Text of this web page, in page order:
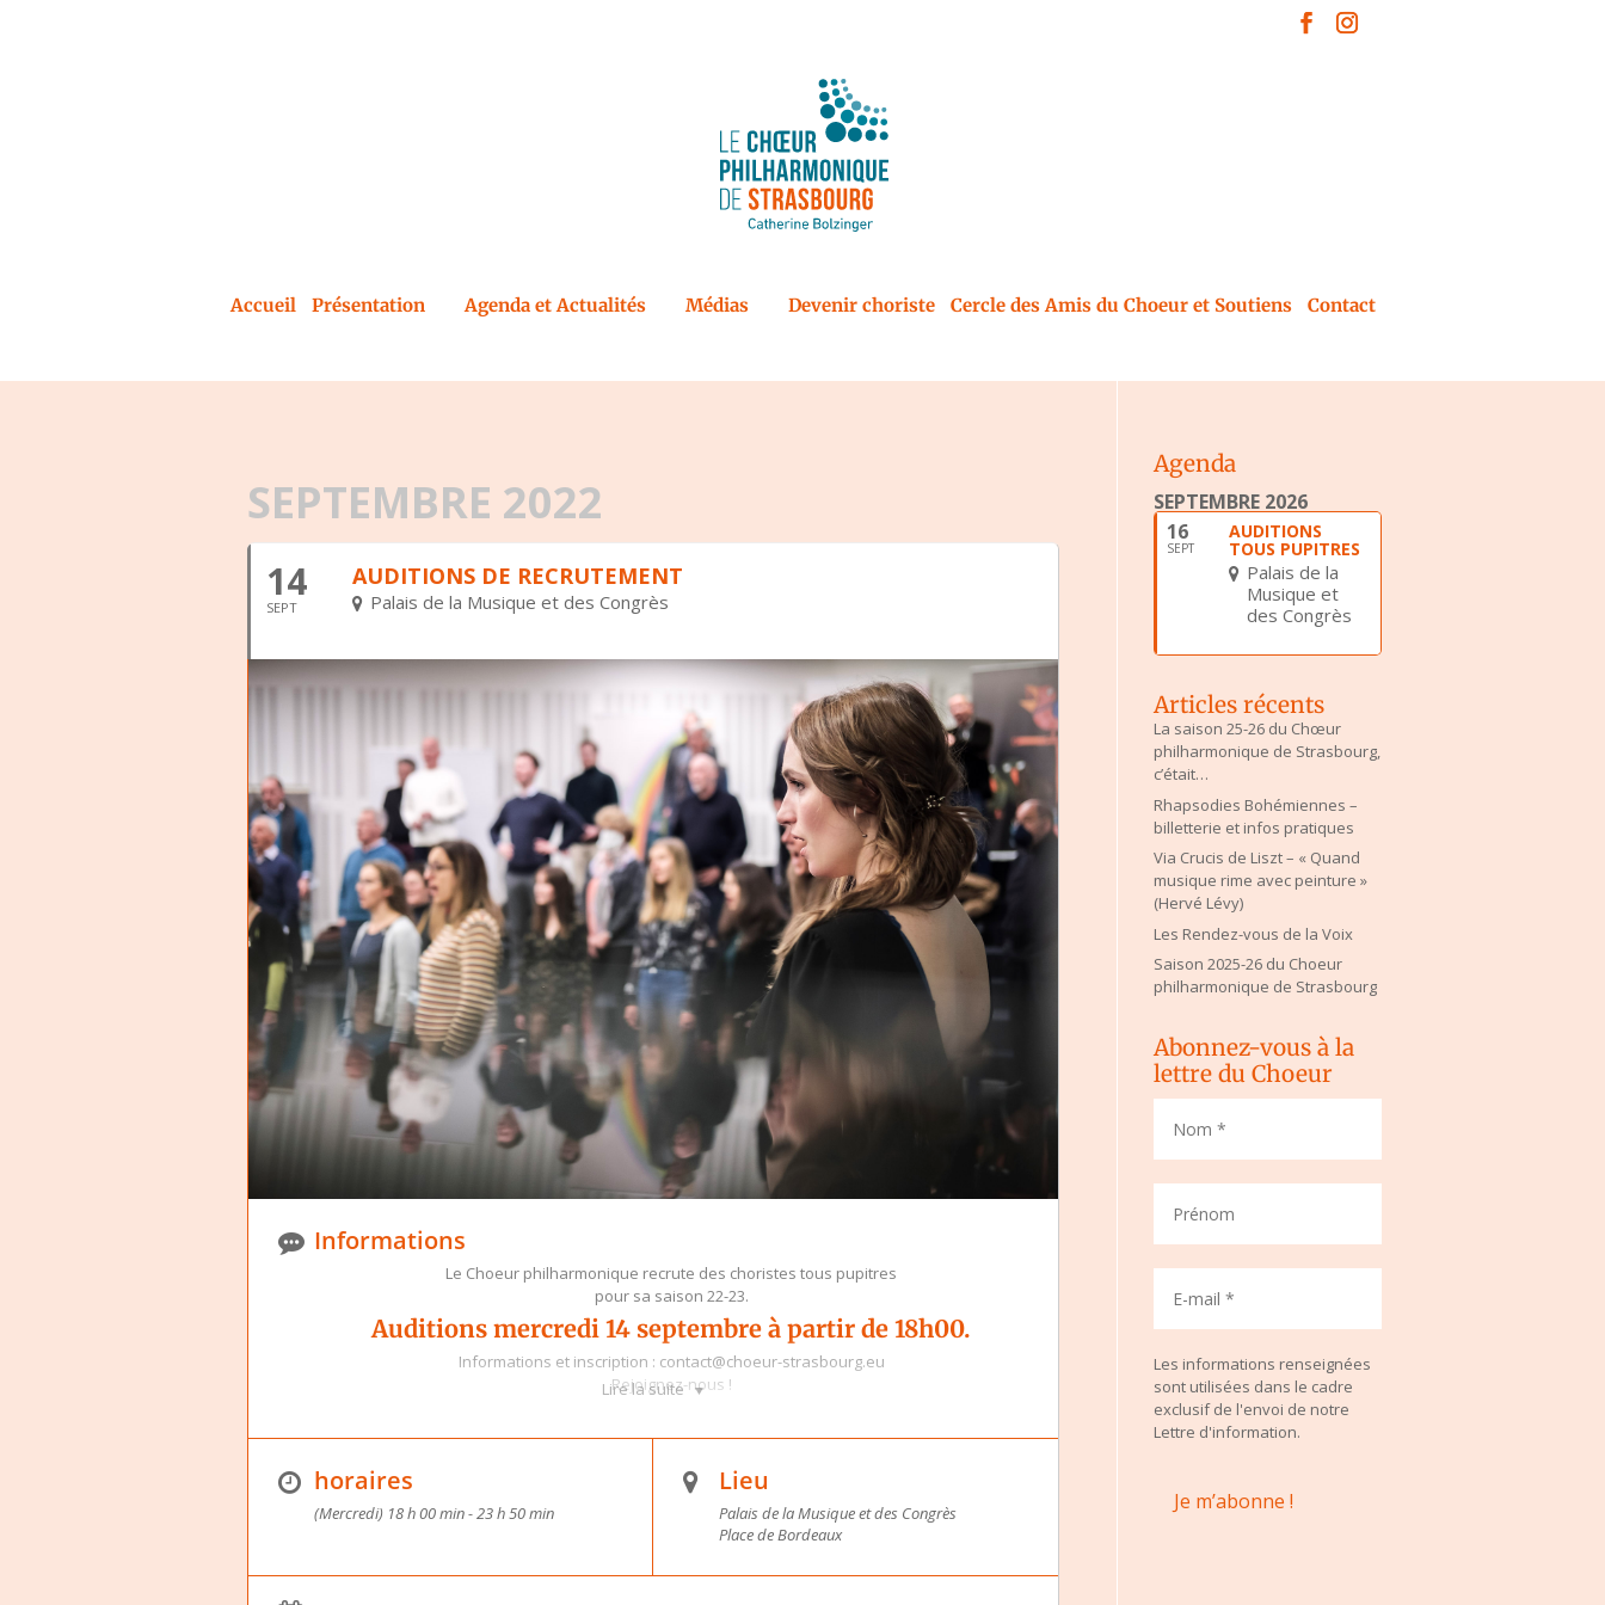
Accueil Présentation Agenda et Actualités Médias Devenir choriste Cercle des Amis du Choeur et Soutiens Contact
SEPTEMBRE 2022
14
SEPT
AUDITIONS DE RECRUTEMENT
Palais de la Musique et des Congrès
Lire la suite
Informations
Le Choeur philharmonique recrute des choristes tous pupitres
pour sa saison 22-23.
Auditions mercredi 14 septembre à partir de 18h00.
Informations et inscription : contact@choeur-strasbourg.eu
Rejoignez-nous !
Photo : Michel NICOLAS
horaires
(Mercredi) 18 h 00 min - 23 h 50 min
Lieu
Palais de la Musique et des Congrès
Place de Bordeaux
Agenda
SEPTEMBRE 2026
16
SEPT
AUDITIONS
TOUS PUPITRES
Palais de la
Musique et
des Congrès
Articles récents
La saison 25-26 du Chœur
philharmonique de Strasbourg,
c’était…
Rhapsodies Bohémiennes –
billetterie et infos pratiques
Via Crucis de Liszt – « Quand
musique rime avec peinture »
(Hervé Lévy)
Les Rendez-vous de la Voix
Saison 2025-26 du Choeur
philharmonique de Strasbourg
Abonnez-vous à la
lettre du Choeur
Les informations renseignées
sont utilisées dans le cadre
exclusif de l'envoi de notre
Lettre d'information.